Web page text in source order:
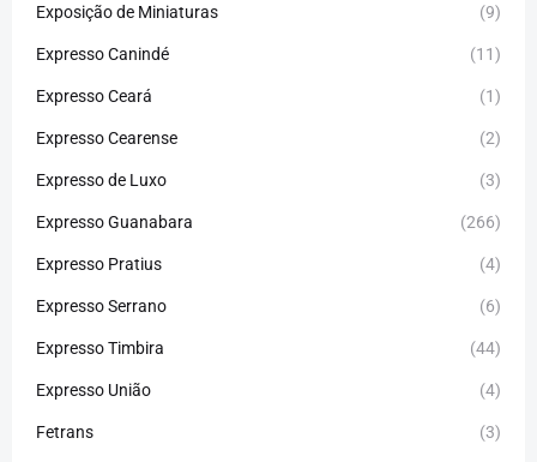
Exposição de Miniaturas (9)
Expresso Canindé (11)
Expresso Ceará (1)
Expresso Cearense (2)
Expresso de Luxo (3)
Expresso Guanabara (266)
Expresso Pratius (4)
Expresso Serrano (6)
Expresso Timbira (44)
Expresso União (4)
Fetrans (3)